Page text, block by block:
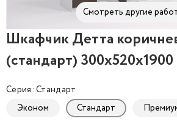
Шкафчик Детта коричневый
Смотреть другие
Шкафчик Детта
(стандарт)
Серия: Стандарт
Эконом
Стандарт